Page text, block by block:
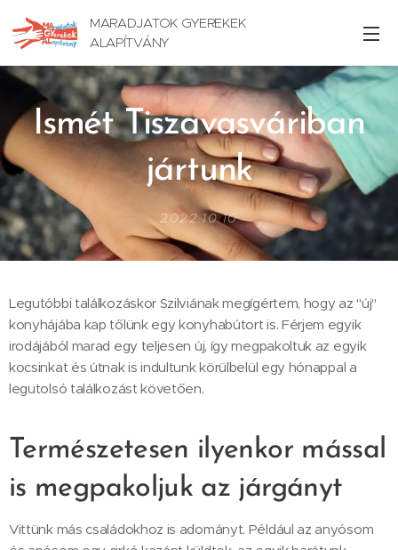
MARADJATOK GYEREKEK
ALAPÍTVÁNY
Ismét Tiszavasváriban
jártunk
2022.10.10
Legutóbbi találkozáskor Szilviának megígértem, hogy az "új"
konyhájába kap tőlünk egy konyhabútort is. Férjem egyik
irodájából marad egy teljesen új, így megpakoltuk az egyik
kocsinkat és útnak is indultunk körülbelül egy hónappal a
legutolsó találkozást követően.
Természetesen ilyenkor mással
is megpakoljuk az járgányt
Vittünk más családokhoz is adományt. Például az anyósom